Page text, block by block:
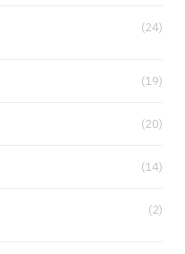
(24)
(19)
(20)
(14)
(2)